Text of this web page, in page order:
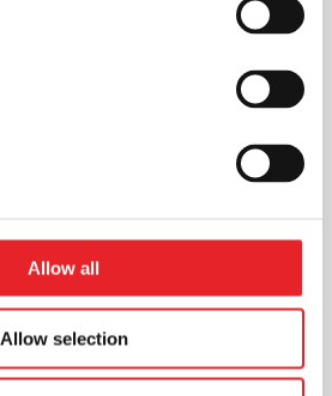
Allow all
Allow selection